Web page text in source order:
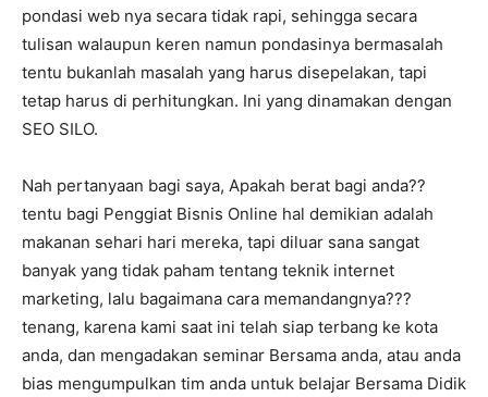
pondasi web nya secara tidak rapi, sehingga secara
tulisan walaupun keren namun pondasinya bermasalah
tentu bukanlah masalah yang harus disepelakan, tapi
tetap harus di perhitungkan. Ini yang dinamakan dengan
SEO SILO.
Nah pertanyaan bagi saya, Apakah berat bagi anda??
tentu bagi Penggiat Bisnis Online hal demikian adalah
makanan sehari hari mereka, tapi diluar sana sangat
banyak yang tidak paham tentang teknik internet
marketing, lalu bagaimana cara memandangnya???
tenang, karena kami saat ini telah siap terbang ke kota
anda, dan mengadakan seminar Bersama anda, atau anda
bias mengumpulkan tim anda untuk belajar Bersama Didik